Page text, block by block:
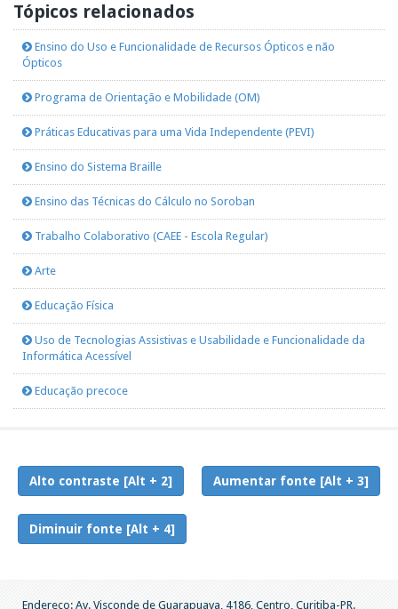
Tópicos relacionados
Ensino do Uso e Funcionalidade de Recursos Ópticos e não
Ópticos
Programa de Orientação e Mobilidade (OM)
Práticas Educativas para uma Vida Independente (PEVI)
Ensino do Sistema Braille
Ensino das Técnicas do Cálculo no Soroban
Trabalho Colaborativo (CAEE - Escola Regular)
Arte
Educação Física
Uso de Tecnologias Assistivas e Usabilidade e Funcionalidade da
Informática Acessível
Educação precoce
Alto contraste [Alt + 2] Aumentar fonte [Alt + 3]
Diminuir fonte [Alt + 4]
Endereço: Av. Visconde de Guarapuava, 4186, Centro, Curitiba-PR.